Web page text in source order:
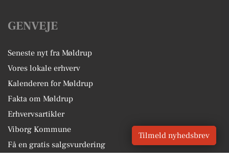
GENVEJE
Seneste nyt fra Møldrup
Vores lokale erhverv
Kalenderen for Møldrup
Fakta om Møldrup
Erhvervsartikler
Viborg Kommune
Få en gratis salgsvurdering
Tilmeld nyhedsbrev